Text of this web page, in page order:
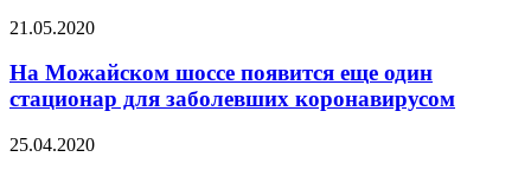
21.05.2020
На Можайском шоссе появится еще один
стационар для заболевших коронавирусом
25.04.2020